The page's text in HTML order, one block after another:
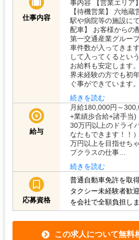
仕事内容
事内容 【営業エリア
【待機営業】 六地
駅や病院等の施設に
配車】 お客様からの
第一交通産業グルー
車件数が入ってきま
して入ってくるとい
お給料も安定します
界未経験の方でも初
ぐ事ができています
続きを読む
給与
月給180,000円～
+業績歩合給+諸手当)
30万円以上のドライ
なたもできます！！
万円以上を目指せち
プクラスの仕事…
続きを読む
応募資格
普通自動車免許を取
タクシー未経験者歓
を会社で全額負担し
この求人について無料